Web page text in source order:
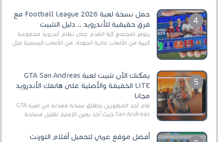
حمل نسخة لعبة Football League 2026 مع
فرق حقيقية للأندرويد .. دليل التثبيت
يتوفر لمجتمع كرة القدم على نظام أندرويد مجموعة
كبيرة من الألعاب عالية الجودة. من الألعاب الرسمية مثل
يمكنك الآن تثبيت لعبة GTA San Andreas
LITE الخفيفة والأصلية على هاتفك الأندرويد
مجانا
قام أحد المطورين بإطلاق نسخة معدلة من لعبة GTA
San Andreas حيث أخد بعين الإعتبار تقليل مساحة
أفضل موقع عربي لتحميل أفلام التورنت